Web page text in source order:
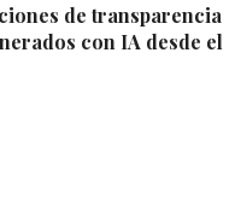
de transparencia
con IA desde el